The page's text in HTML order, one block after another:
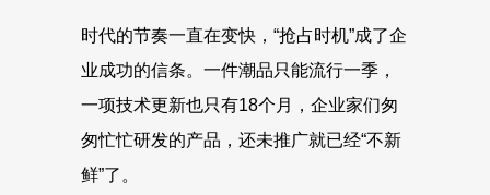
时代的节奏一直在变快，“抢占时机”成了企
业成功的信条。一件潮品只能流行一季，
一项技术更新也只有18个月，企业家们匆
匆忙忙研发的产品，还未推广就已经“不新
鲜”了。